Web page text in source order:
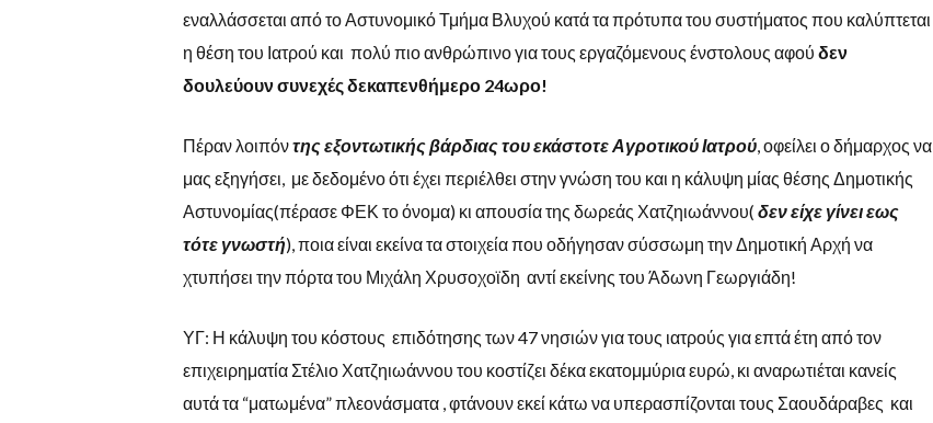
εναλλάσσεται από το Αστυνομικό Τμήμα Βλυχού κατά τα πρότυπα του συστήματος που καλύπτεται
η θέση του Ιατρού και πολύ πιο ανθρώπινο για τους εργαζόμενους ένστολους αφού δεν
δουλεύουν συνεχές δεκαπενθήμερο 24ωρο!
Πέραν λοιπόντης εξοντωτικής βάρδιας του εκάστοτε Αγροτικού Ιατρού, οφείλει ο δήμαρχος να
μας εξηγήσει, με δεδομένο ότι έχει περιέλθει στην γνώση του και η κάλυψη μίας θέσης Δημοτικής
Αστυνομίας(πέρασε ΦΕΚ το όνομα) κι απουσία της δωρεάς Χατζηιωάννου( δεν είχε γίνει εως
τότε γνωστή), ποια είναι εκείνα τα στοιχεία που οδήγησαν σύσσωμη την Δημοτική Αρχή να
χτυπήσει την πόρτα του Μιχάλη Χρυσοχοϊδη αντί εκείνης του Άδωνη Γεωργιάδη!
ΥΓ: Η κάλυψη του κόστους επιδότησης των 47 νησιών για τους ιατρούς για επτά έτη από τον
επιχειρηματία Στέλιο Χατζηιωάννου του κοστίζει δέκα εκατομμύρια ευρώ, κι αναρωτιέται κανείς
αυτά τα “ματωμένα” πλεονάσματα , φτάνουν εκεί κάτω να υπερασπίζονται τους Σαουδάραβες και